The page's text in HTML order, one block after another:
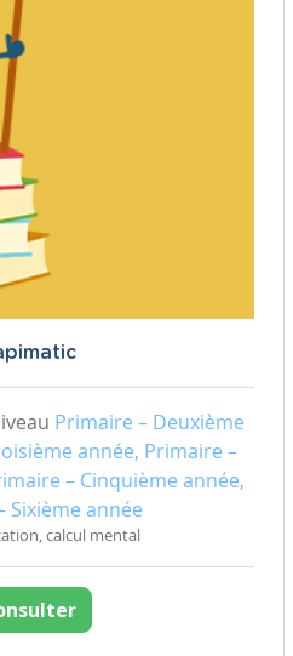
Primaire – Deuxième
année, Primaire –
– Cinquième année,
Sixième année
calcul mental